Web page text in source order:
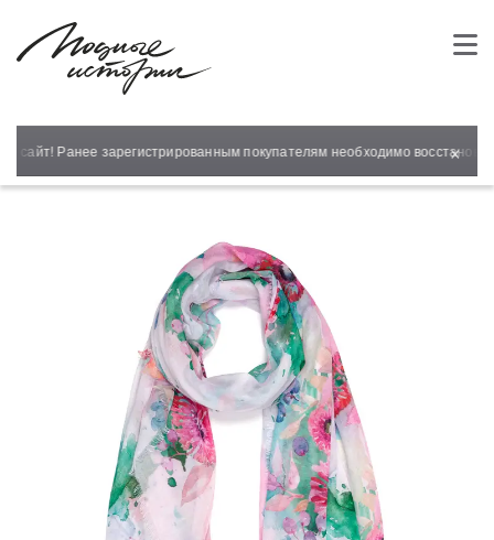
сайт! Ранее зарегистрированным покупателям необходимо ×